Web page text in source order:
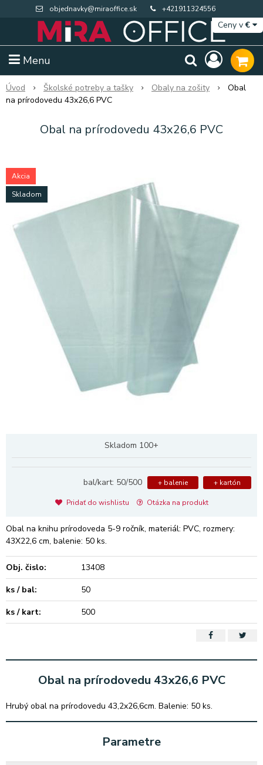
objednavky@miraoffice.sk +421911324556
Menu
Ceny v€
Extra výpredaj zásob
Úvod Školské potreby a tašky Obaly na zošity
Obal
na prírodovedu 43x26,6 PVC
Obal na prírodovedu 43x26,6 PVC
Akcia
Skladom
Skladom 100+
bal/kart: 50/500 + balenie + kartón
Pridať do wishlistu Otázka na produkt
Obal na knihu prírodoveda 5-9 ročník, materiál: PVC, rozmery:
43X22,6 cm, balenie: 50 ks.
Obj. čislo:
13408
ks / bal:
50
ks / kart:
500
Obal na prírodovedu 43x26,6 PVC
Hrubý obal na prírodovedu 43,2x26,6cm. Balenie: 50 ks.
Parametre